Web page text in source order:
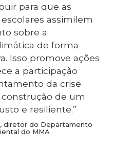
para que as
assimilem
sobre a
de forma
Isso promove ações
a participação
da crise
de um
e resiliente.”
diretor do Departamento
do MMA